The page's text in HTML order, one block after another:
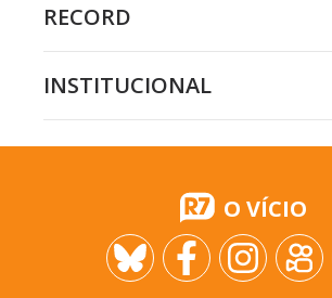
RECORD
INSTITUCIONAL
O VÍCIO